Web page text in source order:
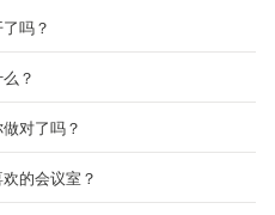
吗？
？
对了吗？
的会议室？
的时候总是需要对室内空间进行
修_盛世嘉创
体的现代办公模式，定制出适合